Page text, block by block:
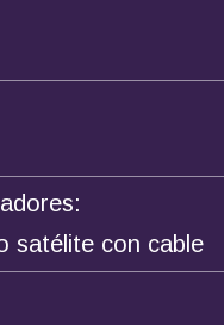
satélite con cable